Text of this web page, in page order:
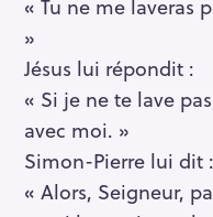
»
Jésus lui répondit :
« Si je ne te lave
avec moi. »
Simon-Pierre lui dit :
« Alors, Seigneur,
R
e
c